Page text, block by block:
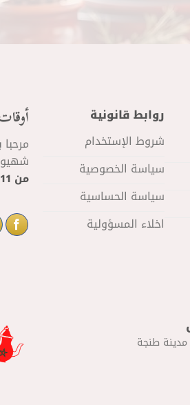
روابط قانونية
شروط الإستخدام
سياسة الخصوصية
سياسة الحساسية
اخلاء المسؤولية
من 11 صباحا
مدينة طنجة